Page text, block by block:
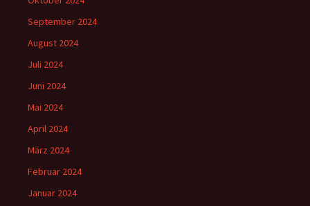
September 2024
August 2024
Juli 2024
Juni 2024
Mai 2024
April 2024
März 2024
Februar 2024
Januar 2024